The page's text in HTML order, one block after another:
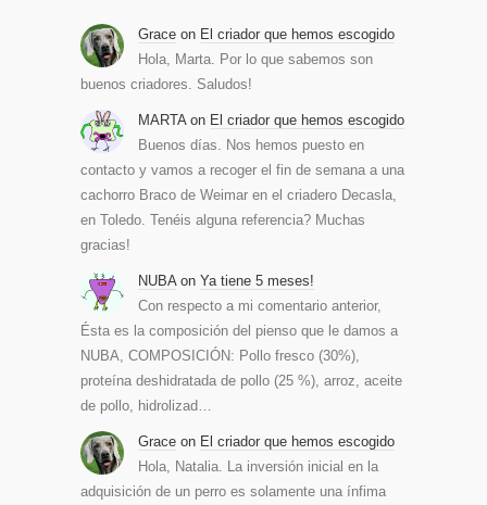
Grace on El criador que hemos escogido
Hola, Marta. Por lo que sabemos son
buenos criadores. Saludos!
MARTA on El criador que hemos escogido
Buenos días. Nos hemos puesto en
contacto y vamos a recoger el fin de semana a una
cachorro Braco de Weimar en el criadero Decasla,
en Toledo. Tenéis alguna referencia? Muchas
gracias!
NUBA on Ya tiene 5 meses!
Con respecto a mi comentario anterior,
Ésta es la composición del pienso que le damos a
NUBA, COMPOSICIÓN: Pollo fresco (30%),
proteína deshidratada de pollo (25 %), arroz, aceite
de pollo, hidrolizad…
Grace on El criador que hemos escogido
Hola, Natalia. La inversión inicial en la
adquisición de un perro es solamente una ínfima